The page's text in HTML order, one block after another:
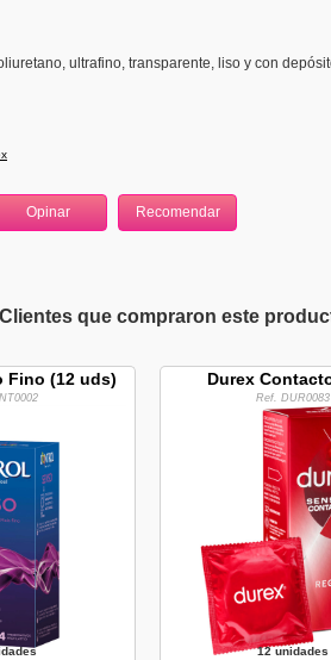
ultrafino, transparente, liso y con
Clientes que compraron este
Fino (12 uds) Durex
Ref. DUR0083
12 unidades